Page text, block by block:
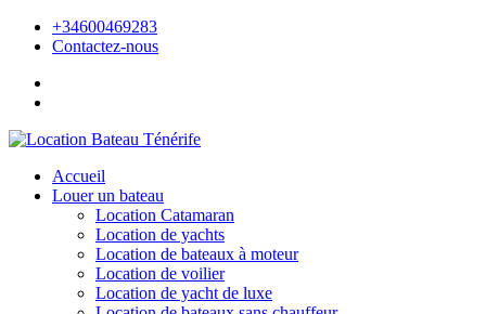
+34600469283
Contactez-nous
Accueil
Louer un bateau
Location Catamaran
Location de yachts
Location de bateaux à moteur
Location de voilier
Location de yacht de luxe